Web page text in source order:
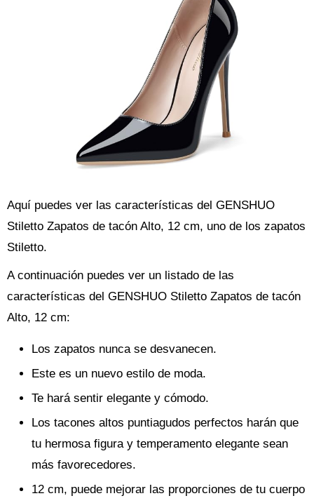
Aquí puedes ver las características del GENSHUO
Stiletto Zapatos de tacón Alto, 12 cm, uno de los zapatos
Stiletto.
A continuación puedes ver un listado de las
características del GENSHUO Stiletto Zapatos de tacón
Alto, 12 cm:
Los zapatos nunca se desvanecen.
Este es un nuevo estilo de moda.
Te hará sentir elegante y cómodo.
Los tacones altos puntiagudos perfectos harán que
tu hermosa figura y temperamento elegante sean
más favorecedores.
12 cm, puede mejorar las proporciones de tu cuerpo